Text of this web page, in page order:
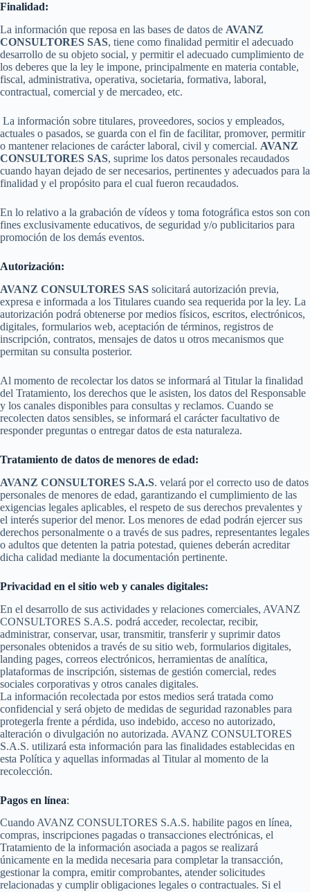
Finalidad:
La información que reposa en las bases de datos de AVANZ
CONSULTORES SAS, tiene como finalidad permitir el adecuado
desarrollo de su objeto social, y permitir el adecuado cumplimiento de
los deberes que la ley le impone, principalmente en materia contable,
fiscal, administrativa, operativa, societaria, formativa, laboral,
contractual, comercial y de mercadeo, etc.
La información sobre titulares, proveedores, socios y empleados,
actuales o pasados, se guarda con el fin de facilitar, promover, permitir
o mantener relaciones de carácter laboral, civil y comercial. AVANZ
CONSULTORES SAS, suprime los datos personales recaudados
cuando hayan dejado de ser necesarios, pertinentes y adecuados para la
finalidad y el propósito para el cual fueron recaudados.
En lo relativo a la grabación de vídeos y toma fotográfica estos son con
fines exclusivamente educativos, de seguridad y/o publicitarios para
promoción de los demás eventos.
Autorización:
AVANZ CONSULTORES SAS solicitará autorización previa,
expresa e informada a los Titulares cuando sea requerida por la ley. La
autorización podrá obtenerse por medios físicos, escritos, electrónicos,
digitales, formularios web, aceptación de términos, registros de
inscripción, contratos, mensajes de datos u otros mecanismos que
permitan su consulta posterior.
Al momento de recolectar los datos se informará al Titular la finalidad
del Tratamiento, los derechos que le asisten, los datos del Responsable
y los canales disponibles para consultas y reclamos. Cuando se
recolecten datos sensibles, se informará el carácter facultativo de
responder preguntas o entregar datos de esta naturaleza.
Tratamiento de datos de menores de edad:
AVANZ CONSULTORES S.A.S. velará por el correcto uso de datos
personales de menores de edad, garantizando el cumplimiento de las
exigencias legales aplicables, el respeto de sus derechos prevalentes y
el interés superior del menor. Los menores de edad podrán ejercer sus
derechos personalmente o a través de sus padres, representantes legales
o adultos que detenten la patria potestad, quienes deberán acreditar
dicha calidad mediante la documentación pertinente.
Privacidad en el sitio web y canales digitales:
En el desarrollo de sus actividades y relaciones comerciales, AVANZ
CONSULTORES S.A.S. podrá acceder, recolectar, recibir,
administrar, conservar, usar, transmitir, transferir y suprimir datos
personales obtenidos a través de su sitio web, formularios digitales,
landing pages, correos electrónicos, herramientas de analítica,
plataformas de inscripción, sistemas de gestión comercial, redes
sociales corporativas y otros canales digitales.
La información recolectada por estos medios será tratada como
confidencial y será objeto de medidas de seguridad razonables para
protegerla frente a pérdida, uso indebido, acceso no autorizado,
alteración o divulgación no autorizada. AVANZ CONSULTORES
S.A.S. utilizará esta información para las finalidades establecidas en
esta Política y aquellas informadas al Titular al momento de la
recolección.
Pagos en línea:
Cuando AVANZ CONSULTORES S.A.S. habilite pagos en línea,
compras, inscripciones pagadas o transacciones electrónicas, el
Tratamiento de la información asociada a pagos se realizará
únicamente en la medida necesaria para completar la transacción,
gestionar la compra, emitir comprobantes, atender solicitudes
relacionadas y cumplir obligaciones legales o contractuales. Si el